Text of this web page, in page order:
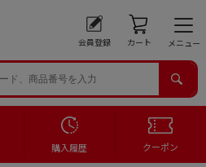
会員登録 カート メニュー
購入履歴 クーポン